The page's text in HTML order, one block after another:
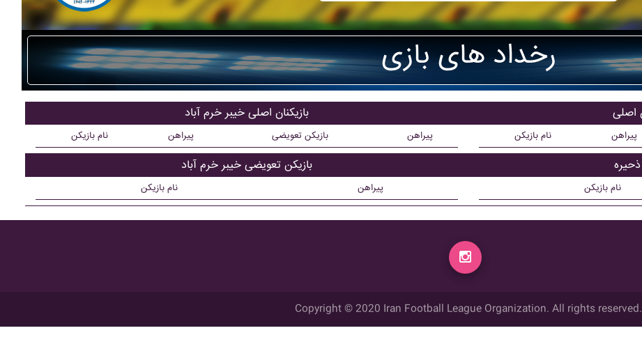
رخداد های بازی
بازیکنان اصلی خيبر خرم آباد
نام بازیکن پیراهن بازیکن تعویضی پیراهن
بازیکن تعویضی خيبر خرم آباد
نام بازیکن پیراهن
نام بازیکن پیراهن
نام بازیکن
Copyright © 2020 Iran Football League Organization. All rights reserved.